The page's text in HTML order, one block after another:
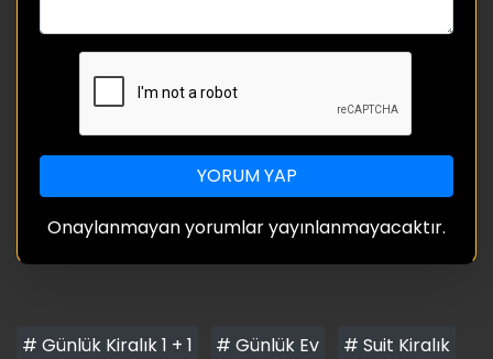
YORUM YAP
Onaylanmayan yorumlar yayınlanmayacaktır.
# Günlük Kiralık 1 + 1 # Günlük Ev
# Suit Kiralık